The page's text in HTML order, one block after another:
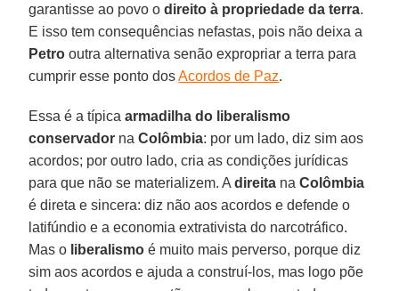
garantisse ao povo odireito à propriedade da terra.
E isso tem consequências nefastas, pois não deixa a
Petro outra alternativa senão expropriar a terra para
cumprir esse ponto dosAcordos de Paz.
Essa é a típicaarmadilha do liberalismo
conservador na Colômbia: por um lado, diz sim aos
acordos; por outro lado, cria as condições jurídicas
para que não se materializem. Adireita naColômbia
é direta e sincera: diz não aos acordos e defende o
latifúndio e a economia extrativista do narcotráfico.
Mas o liberalismo é muito mais perverso, porque diz
sim aos acordos e ajuda a construí-los, mas logo põe